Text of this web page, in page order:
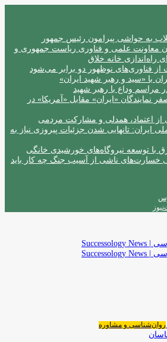
به حواشی پیرامون رئیس جمهور
معاونت علمی و فناوری ریاست جمهوری و
راه‌اندازی خانه خلاق
فناوری‌های نوظهور دو برابر می‌شود
با «سید و رهبر شهید ایران»
مراسم وداع با رهبر شهید
قاطع ۱۰ بر صفر نمایندگان «ایران» مقابل «آمریکا» در
از اعتماد، همدلی و مشارکت مردمی
ایران: تانهایی شدن جزئیات پیروزی نیاز به
با توسعه نیروگاه‌های خورشیدی خانگی
خسارت‌های ناشی از آسیب جنگ چه کار باید
روان‌شناسی و مشاوره